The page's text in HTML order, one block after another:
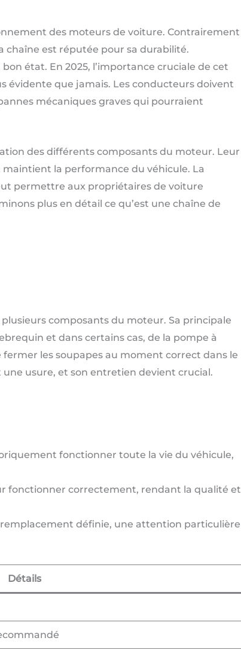
des moteurs de voiture. Contrairement
est réputée pour sa durabilité.
état. En 2025, l’importance cruciale de cet
évidente que jamais. Les conducteurs doivent
mécaniques graves qui pourraient
des différents composants du moteur. Leur
la performance du véhicule. La
permettre aux propriétaires de voiture
plus en détail ce qu’est une chaîne de
composants du moteur. Sa principale
et dans certains cas, de la pompe à
les soupapes au moment correct dans le
usure, et son entretien devient crucial.
fonctionner toute la vie du véhicule,
fonctionner correctement, rendant la qualité et
définie, une attention particulière
Détails